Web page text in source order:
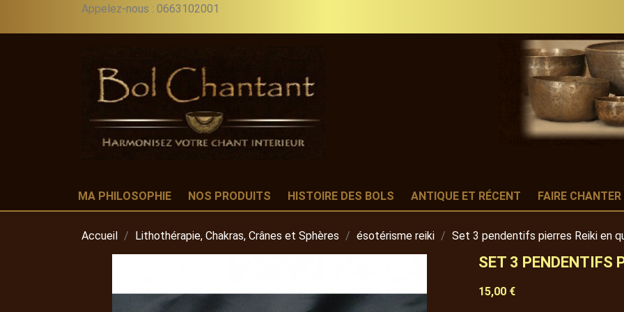
Appelez-nous : 0663102001
MA PHILOSOPHIE NOS PRODUITS HISTOIRE DES BOLS ANTIQUE ET RÉCENT FAIRE
Accueil Lithothérapie, Chakras, Crânes et Sphères ésotérisme reiki Set 3 pendentifs pierres Reiki en
SET 3 PENDENTIFS
15,00 €